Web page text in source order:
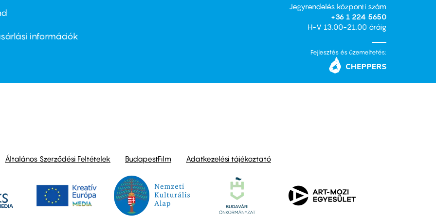
információk
Jegyrendelés központi szám
+36 1 224 5650
H-V 13.00-21.00 óráig
Fejlesztés és üzemeltetés:
Általános Szerződési Feltételek BudapestFilm Adatkezelési tájékoztató